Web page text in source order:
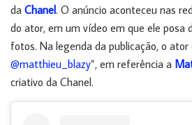
da Chanel. O anúncio aconteceu nas
do ator, em um vídeo em que ele posa
fotos. Na legenda da publicação, o ator
@matthieu_blazy”, em referência a
criativo da Chanel.